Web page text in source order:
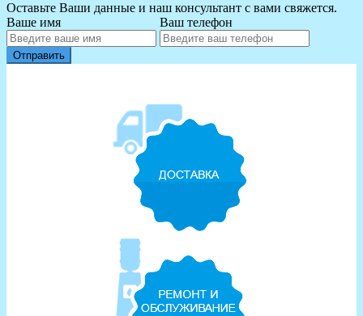
Оставьте Ваши данные и наш консультант с вами свяжется.
Ваше имя
Ваш телефон
Отправить